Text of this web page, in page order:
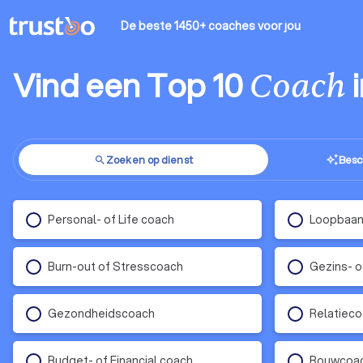
De beste 1450+ coachesvoor jou
Vind een Top 10Coach
search Zoeken op dienst auto_awesome
Personal- of Life coach
Burn-out of Stresscoach Gezins-
Gezondheidscoach